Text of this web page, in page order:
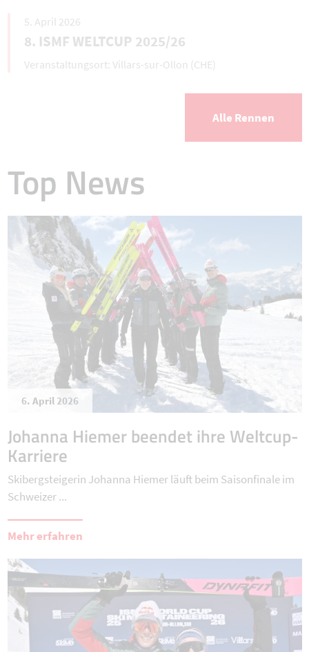
5. April 2026
8. ISMF WELTCUP 2025/26
Villars-sur-Ollon (CHE)
Alle Rennen
Top News
6. April 2026
Johanna Hiemer beendet ihre Weltcup-
Karriere
Skibergsteigerin Johanna Hiemer läuft beim Saisonfinale im
Schweizer ...
Mehr erfahren